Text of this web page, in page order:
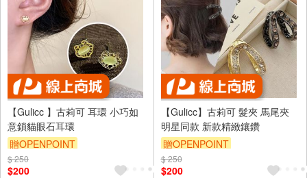
【Gulicc 】古莉可 耳環 小巧如
意鎖貓眼石耳環
贈OPENPOINT
訂單滿999享9折
$ 250
$200
【Gulicc】古莉可 髮夾 馬尾夾
明星同款 新款精緻鑲鑽
贈OPENPOINT
訂單滿999享9折
$ 250
$200